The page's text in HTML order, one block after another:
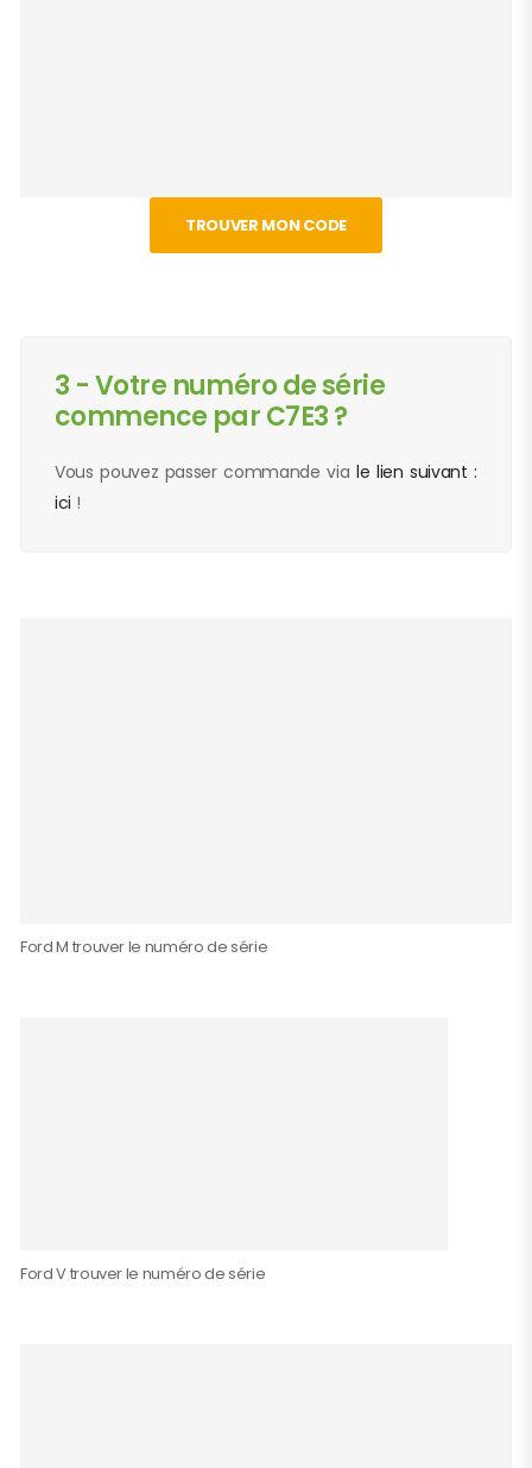
TROUVER MON CODE
3 - Votre numéro de série
commence par C7E3 ?
Vous pouvez passer commande via le lien suivant :
ici !
Ford M trouver le numéro de série
Ford V trouver le numéro de série